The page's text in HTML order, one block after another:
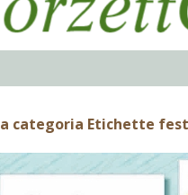
categoria Etichette